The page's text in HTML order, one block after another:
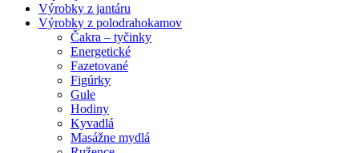
Výrobky z jantáru
Výrobky z polodrahokamov
Čakra – tyčinky
Energetické
Fazetované
Figúrky
Gule
Hodiny
Kyvadlá
Masážne mydlá